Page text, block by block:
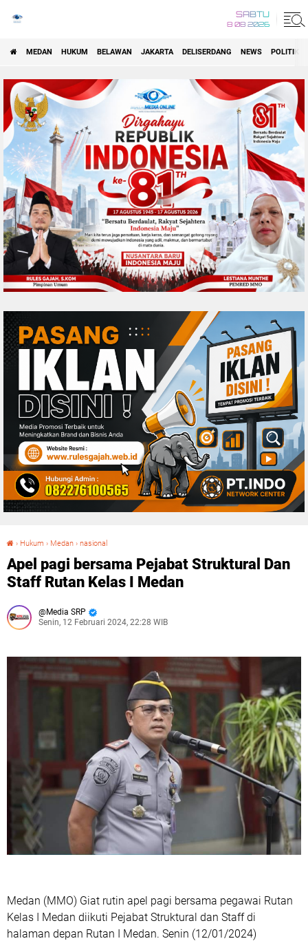
SABTU
8 08 2026
MEDAN HUKUM BELAWAN JAKARTA DELISERDANG NEWS POLITIK
› Hukum › Medan › nasional
Apel pagi bersama Pejabat Struktural Dan
Staff Rutan Kelas I Medan
Media SRP
Senin, 12 Februari 2024, 22:28 WIB
Medan (MMO) Giat rutin apel pagi bersama pegawai Rutan
Kelas I Medan diikuti Pejabat Struktural dan Staff di
halaman depan Rutan I Medan. Senin (12/01/2024)